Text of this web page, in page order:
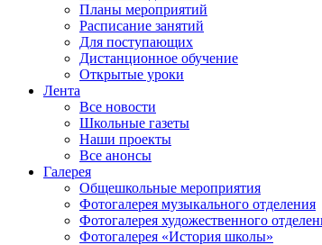
Планы мероприятий
Расписание занятий
Для поступающих
Дистанционное обучение
Открытые уроки
Лента
Все новости
Школьные газеты
Наши проекты
Все анонсы
Галерея
Общешкольные мероприятия
Фотогалерея музыкального отделения
Фотогалерея художественного
Фотогалерея «История школы»